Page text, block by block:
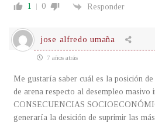
1 0 Responder
jose alfredo umaña
7 años atrás
Me gustaría saber cuál es la posición
de arena respecto al desempleo masivo
CONSECUENCIAS
generaría la desición de suprimir las